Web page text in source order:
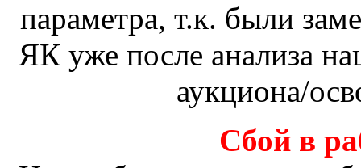
параметра, т.к. были
ЯК уже после анализа
аукциона/
Сбой в